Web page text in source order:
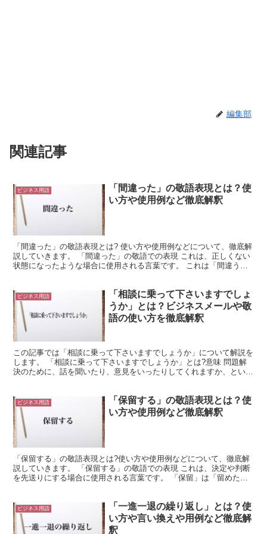
編集部
関連記事
ビジネス用語
「間違った」の敬語表現とは？使
い方や使用例など徹底解釈
「間違った」の敬語表現とは? 使い方や使用例などについて、徹底解
説していきます。 「間違った」の敬語での表現 これは、正しくない
状態になったような場合に使用される言葉です。 これは「間違う」
ビジネス用語
「相談に乗って下さいますでしょ
うか」とは？ビジネスメールや敬
語の使い方を徹底解釈
この記事では「相談に乗って下さいますでしょうか」について解説を
します。 「相談に乗って下さいますでしょうか」とは?意味 問題解
決のために、話を聞いたり、意見をいったりしてくれますか、という
ビジネス用語
「保留する」の敬語表現とは？使
い方や使用例など徹底解釈
「保留する」の敬語表現とは?使い方や使用例などについて、徹底解
説していきます。 「保留する」の敬語での表現 これは、決定や判断
を先送りにする場合に使用される言葉です。 「保留」は「留めた状
ビジネス用語
「一進一退の繰り返し」とは？使
い方や言い換えや用例など徹底解
釈